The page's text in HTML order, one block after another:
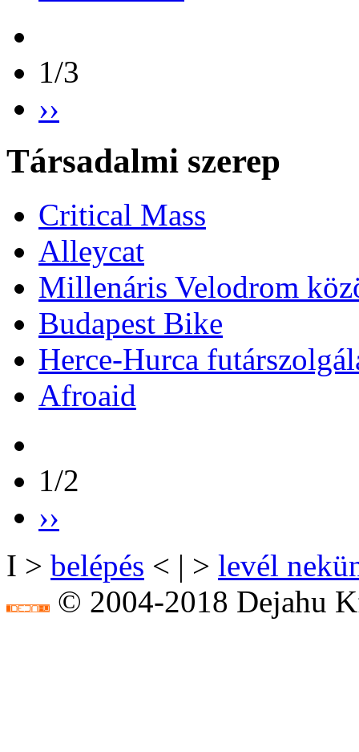
1/3
››
Társadalmi szerep
Critical Mass
Alleycat
Millenáris Velodrom
Budapest Bike
Herce-Hurca
Afroaid
1/2
››
I > belépés < | > levél
© 2004-2018 Dejahu